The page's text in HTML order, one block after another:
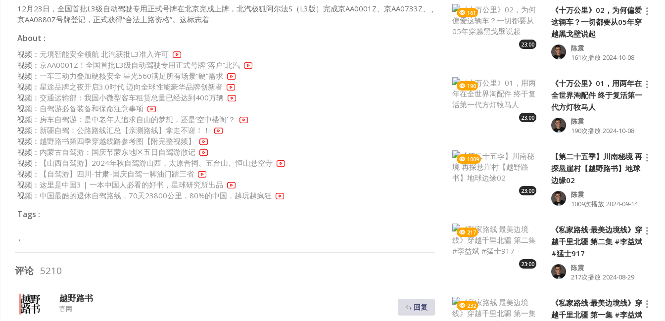
12月23日，全国首批L3级自动驾驶专用正式号牌在北京完成上牌，北汽极狐阿尔法S（L3版）完成京AA0001Z、京AA0733Z、
京AA0880Z号牌登记，正式获得“合法上路资格”。这标志着
About :
视频： 元境智能安全领航 北汽获批L3准入许可
视频： 京AA0001Z！全国首批L3级自动驾驶专用正式号牌“落户”北汽
视频： 一车三动力叠加硬核安全 星光560满足所有场景“硬”需求
视频： 星途品牌之夜开启3.0时代 迈向全球性能豪华品牌创新者
视频： 交通运输部：我国小微型客车租赁总量已经达到400万辆
视频： 自驾游必备装备和保命注意事项
视频： 房车自驾游：是中老年人追求自由的梦想，还是‘空中楼阁’？
视频： 新疆自驾：公路路线汇总【亲测路线】拿走不谢！！
视频： 越野路书第四季穿越线路参考图【附完整视频】
视频： 内蒙古自驾游：国庆节蒙东地区五日自驾游散记
视频：
【山西自驾游】2024年秋自驾游山西，太原晋祠、五台山、恒山悬空寺
视频：
【自驾游】四川-甘肃-国庆自驾一脚油门踏三省
视频： 这里是中国3 | 一本中国人必看的好书，星球研究所出品
视频： 中国最酷的退休自驾路线，70天23800公里，80%的中国，越玩越疯狂
Tags :
评论 5210
越野路书
官网 回复
161
23:00
《十万公里》02，为何偏爱
这辆车？一切都要从05年穿
越黑戈壁说起
陈震
161次播放 2024-10-08
190
23:00
《十万公里》01，用两年在
全世界淘配件 终于复活第一
代方灯牧马人
陈震
190次播放 2024-10-08
1009
23:00
【第二十五季】川南秘境 再
探悬崖村【越野路书】地球
边缘02
陈震
1009次播放 2024-09-14
217
23:00
《私家路线·最美边境线》穿
越千里北疆 第二集 #李益斌
#猛士917
陈震
217次播放 2024-08-29
232
《私家路线·最美边境线》穿
越千里北疆 第一集 #李益斌